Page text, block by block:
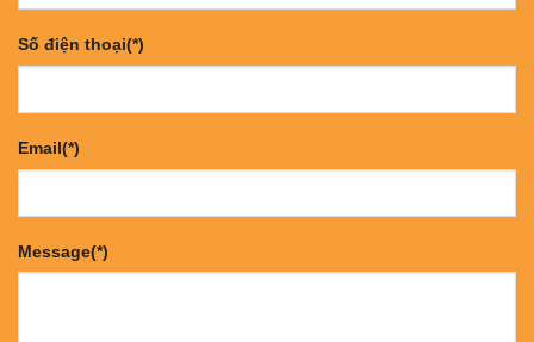
Số điện thoại(*)
Email(*)
Message(*)